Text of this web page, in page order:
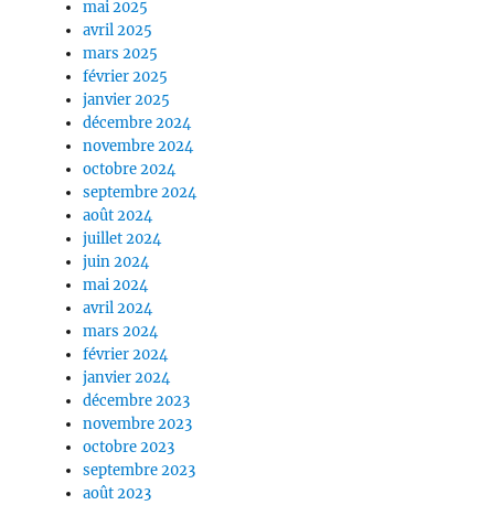
mai 2025
avril 2025
mars 2025
février 2025
janvier 2025
décembre 2024
novembre 2024
octobre 2024
septembre 2024
août 2024
juillet 2024
juin 2024
mai 2024
avril 2024
mars 2024
février 2024
janvier 2024
décembre 2023
novembre 2023
octobre 2023
septembre 2023
août 2023